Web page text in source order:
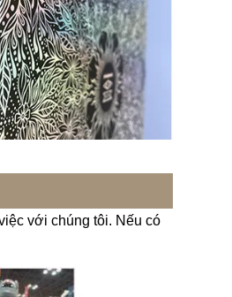
với chúng tôi. Nếu có